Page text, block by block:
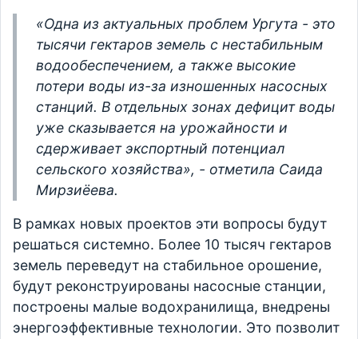
«Одна из актуальных проблем Ургута - это
тысячи гектаров земель с нестабильным
водообеспечением, а также высокие
потери воды из-за изношенных насосных
станций. В отдельных зонах дефицит воды
уже сказывается на урожайности и
сдерживает экспортный потенциал
сельского хозяйства», - отметила Саида
Мирзиёева.
В рамках новых проектов эти вопросы будут
решаться системно. Более 10 тысяч гектаров
земель переведут на стабильное орошение,
будут реконструированы насосные станции,
построены малые водохранилища, внедрены
энергоэффективные технологии. Это позволит